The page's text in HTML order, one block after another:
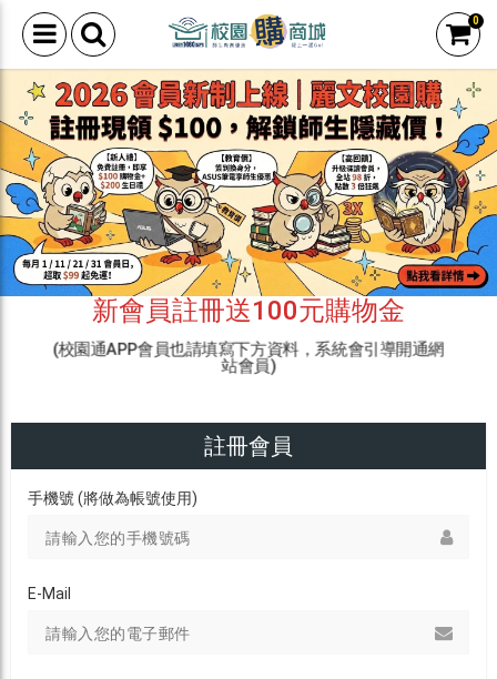
0
新會員註冊送100元購物金
(校園通APP會員也請填寫下方資料，系統會引導開通網
站會員)
註冊會員
手機號 (將做為帳號使用)
E-Mail